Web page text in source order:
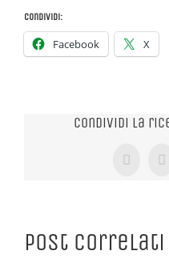
Condividi:
Facebook X
Condividi la
X
Post correlati